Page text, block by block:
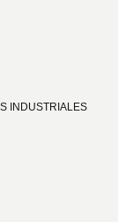
INDUSTRIALES